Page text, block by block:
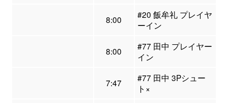
8:00
#20 飯牟礼 プレイヤ
ーイン
8:00
#77 田中 プレイヤー
イン
7:47
#77 田中 3Pシュー
ト×